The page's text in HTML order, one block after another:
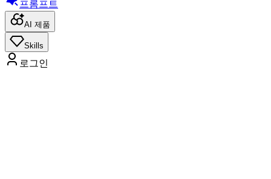
프롬프트
AI 제품
Skills
로그인